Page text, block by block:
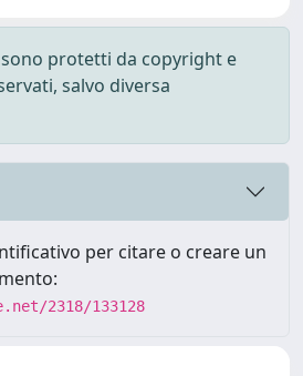
protetti da copyright e
salvo diversa
per citare o creare un
2318/133128